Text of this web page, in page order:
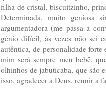
filha de cristal, biscuitzinho,
Determinada, muito geniosa
argumentadora (me passa a
gênio difícil, às vezes não sei
autêntica, de personalidade
mim será sempre meu bebê,
olhinhos de jabuticaba, que são
isso, agradecer a Deus, reunir a